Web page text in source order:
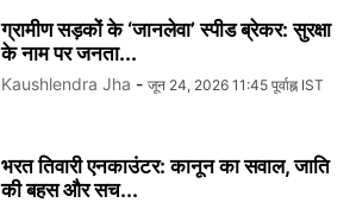
ग्रामीण सड़कों के ‘जानलेवा’ स्पीड ब्रेकर: सुरक्षा
के नाम पर जनता...
Kaushlendra Jha - जून 24, 2026 11:45 पूर्वाह्न IST
भरत तिवारी एनकाउंटर: कानून का सवाल, जाति
की बहस और सच...